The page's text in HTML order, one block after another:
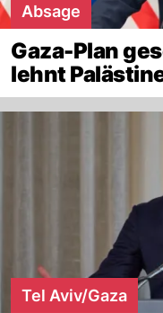
Absage
Gaza-Plan
lehnt
Tel Aviv/Gaza